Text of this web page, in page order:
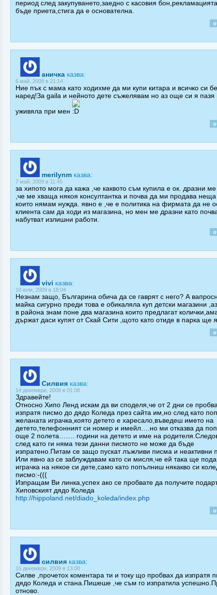
период след закупуването,заедно с касовия
бъде приета,стига да е основателна.
аничка казва:
6 май, 2009 в 21:14
Ние пък с мама като ходихме да ми купи китара и всичко си
наред!За gaila и нейното дете съжелявам но аз още си я пазя
уживяла при мен
merilynm казва:
7 май, 2009 в 11:45
за хипото мога да кажа ,че каквото съм купила е ок. дразни
,че ме хваща някоя консултантка и почва да ми продава неща
които нямам нужда. явно е ,че е политика на фирмата да не
клиента сам да ходи из магазина, но мен ме дразни като
набутват излишни работи.
vivi казва:
10 юли, 2009 в 18:04
Незнам защо, Българина обича да се гаврят с него? А
майка сигурно преди това е обикаляла куп детски магазини
в района знам поне два магазина които предлагат
държат даси купят от Скай Сити ,щото като отиде в парка ще
Силвия казва:
14 декември, 2009 в 01:08
Здравейте!
Относно Хипо Ленд искам да ви споделя,че от 2 дни се
изпратя писмо до дядо Коледа през сайта им,но след като
желаната играчка,която детето е харесало,въведеш името на
детето,телефонният си номер и имейл….но ми отказва да
още 2 полета……. години на детето и име на
след като ги няма тези данни писмото не може да бъде
изпратено.Питам се защо пускат лъжливи писма и неактивни
Или явно аз се заблуждавам като си мисля,че ей така ще
играчка на някое си дете,само като попълниш някакво си
писмо:-(((
Изпращам Ви линка,успех ако се пробвате да получите
Хиповският дядо Коледа
http://hippoland.net/diado_koleda/index.php
силвия казва:
15 декември, 2009 в 13:08
Силве ,прочетох коментара ти и току що пробвах да изпратя
дядо Коледа и стана.Пишеше ,че съм го изпратила
отново.